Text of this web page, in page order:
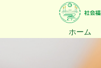
ホーム